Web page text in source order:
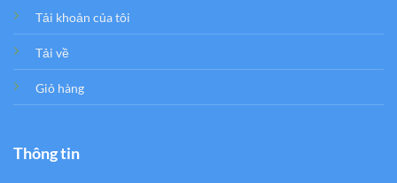
Tải khoản của tôi
Tải về
Giỏ hàng
Thông tin